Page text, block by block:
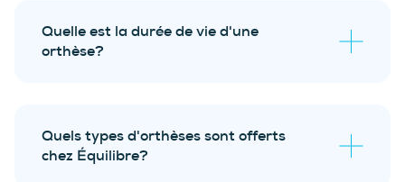
évaluation biomécanique sans frais
ajustements gratuits durant
Quelle est la durée de vie d'une
orthèse?
Quels types d'orthèses sont offerts
chez Équilibre?